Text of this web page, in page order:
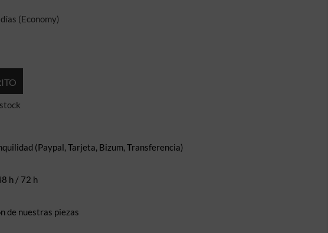
(Economy)
(Paypal, Tarjeta, Bizum, Transferencia)
h / 72 h
de nuestras piezas